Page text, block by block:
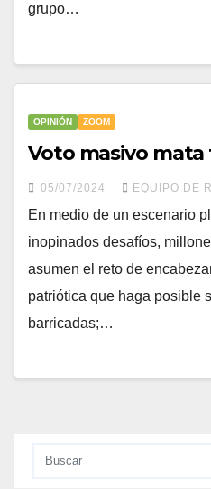
grupo…
OPINIÓN ZOOM
Voto masivo mata
05/07/2024 EQUIPO DE
En medio de un escenario
inopinados desafíos,
asumen el reto de
patriótica que haga posible
barricadas;…